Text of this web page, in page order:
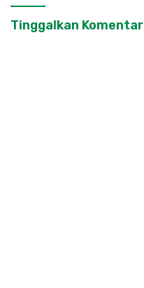
Tinggalkan Komentar